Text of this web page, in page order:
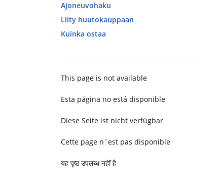
Ajoneuvohaku
Liity huutokauppaan
Kuinka ostaa
This page is not available
Esta página no está disponible
Diese Seite ist nicht verfügbar
Cette page n´est pas disponible
यह पृष्ठ उपलब्ध नहीं है